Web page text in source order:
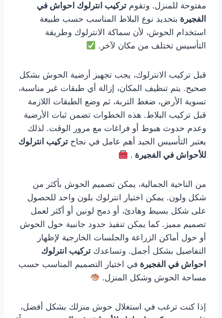
مفتوحة للمنزل. وتقوم تركيب انترلوك احواش في
الفجيرة بتحديد نوع البلاط المناسب حسب طبيعة
استخدام الحوش، لأن سماكة الانترلوك وطريقة
التأسيس تختلف من مكان لآخر.
قبل تركيب الانترلوك، يجب تجهيز أرضية الحوش بشكل
صحيح. يتم تنظيف المكان، إزالة أي طبقات غير مناسبة،
تسوية الأرض، ضغط التربة، ثم وضع الطبقات اللازمة
قبل تركيب البلاط. هذه الخطوات تضمن ثبات الأرضية
وعدم حدوث هبوط أو فراغات مع مرور الوقت. لذلك
يعتبر التأسيس الجيد أهم عامل في نجاح تركيب انترلوك
للأحواش في الفجيرة .
من الناحية الجمالية، يمكن تصميم الحوش بأكثر من
شكل ولون. يمكن اختيار انترلوك بلون واحد للحصول
على شكل بسيط وهادئ، أو دمج لونين أو أكثر لعمل
تصميم مميز. كما يمكن تنفيذ حدود جانبية حول الحوش
أو حول أماكن الزراعة والجلسات الخارجية لإظهار
التفاصيل بشكل أجمل. وتساعدك تركيب انترلوك
احواش في الفجيرة في اختيار التصميم المناسب حسب
مساحة الحوش وشكل المنزل.
إذا كنت ترغب في استغلال حوش منزلك بشكل أفضل،